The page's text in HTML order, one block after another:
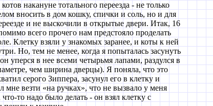
накануне тотального переезда - не только
вносить в дом кошку, спички и соль, но и для
и не выскочили в открытые двери. Итак, 16
всего прочего нам предстояло проделать
Клетку взяли у знакомых заранее, и коты к ней
Но, тем не менее, когда я попыталась засунуть
уперся в нее всеми четырьмя лапами, раздулся в
чем ширина дверцы). Я поняла, что это
серого Зиппера, засунул его в клетку и
везти «на ручках», что не вызвало у меня
то надо было делать - он взял клетку с